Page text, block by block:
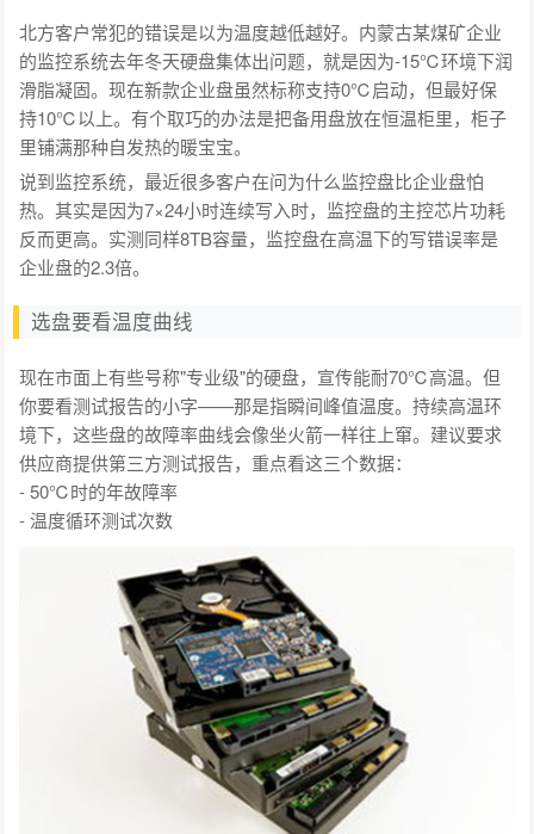
北方客户常犯的错误是以为温度越低越好。内蒙古某煤矿企业
的监控系统去年冬天硬盘集体出问题，就是因为-15℃环境下润
滑脂凝固。现在新款企业盘虽然标称支持0℃启动，但最好保
持10℃以上。有个取巧的办法是把备用盘放在恒温柜里，柜子
里铺满那种自发热的暖宝宝。
说到监控系统，最近很多客户在问为什么监控盘比企业盘怕
热。其实是因为7×24小时连续写入时，监控盘的主控芯片功耗
反而更高。实测同样8TB容量，监控盘在高温下的写错误率是
企业盘的2.3倍。
选盘要看温度曲线
现在市面上有些号称"专业级"的硬盘，宣传能耐70℃高温。但
你要看测试报告的小字——那是指瞬间峰值温度。持续高温环
境下，这些盘的故障率曲线会像坐火箭一样往上窜。建议要求
供应商提供第三方测试报告，重点看这三个数据：
- 50℃时的年故障率
- 温度循环测试次数